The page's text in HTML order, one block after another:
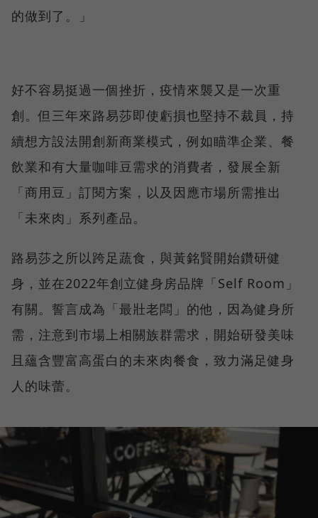
的做到了。」
好不容易挺過一個挫折，疫情來襲又是一次重
創。但三年來路易莎即使虧損也堅持不裁員，持
續想方設法開創新商業模式，例如瞄準企業、餐
飲業和有大量咖啡豆需求的消費者，發展全新
「商用豆」訂閱方案，以及因應市場所需推出
「未來肉」系列產品。
路易莎之所以跨足蔬食，與黃銘賢開始鑽研健
身，並在2022年創立健身房品牌「Self Room」
有關。誓言成為「最壯老闆」的他，因為健身所
需，注意到市場上相關族群需求，開始研發美味
且蘊含豐富高蛋白的未來肉餐食，致力滿足健身
人的味蕾。